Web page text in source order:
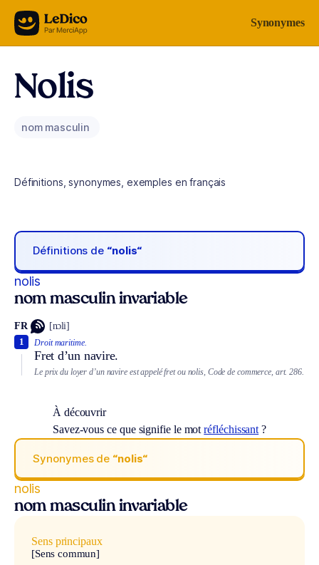
Aller au contenu Synonymes
Nolis
nom masculin
Définitions, synonymes, exemples en français
Définitions de “nolis“
nolis
nom masculin invariable
FR [nɔli]
Droit maritime.
Fret d’un navire.
1
Le prix du loyer d’un navire est appelé fret ou nolis, Code de commerce, art. 286.
À découvrir
Savez-vous ce que signifie le motréfléchissant ?
Synonymes de “nolis“
nolis
nom masculin invariable
Sens principaux
[Sens commun]